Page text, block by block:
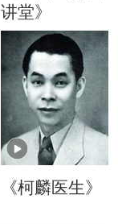
讲堂》
《柯麟医生》